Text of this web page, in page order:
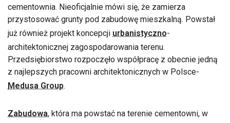
cementownia. Nieoficjalnie mówi się, że zamierza
przystosować grunty pod zabudowę mieszkalną. Powstał
już również projekt koncepcji urbanistyczno-
architektonicznej zagospodarowania terenu.
Przedsiębiorstwo rozpoczęło współpracę z obecnie jedną
z najlepszych pracowni architektonicznych w Polsce-
Medusa Group.
Zabudowa, która ma powstać na terenie cementowni, w